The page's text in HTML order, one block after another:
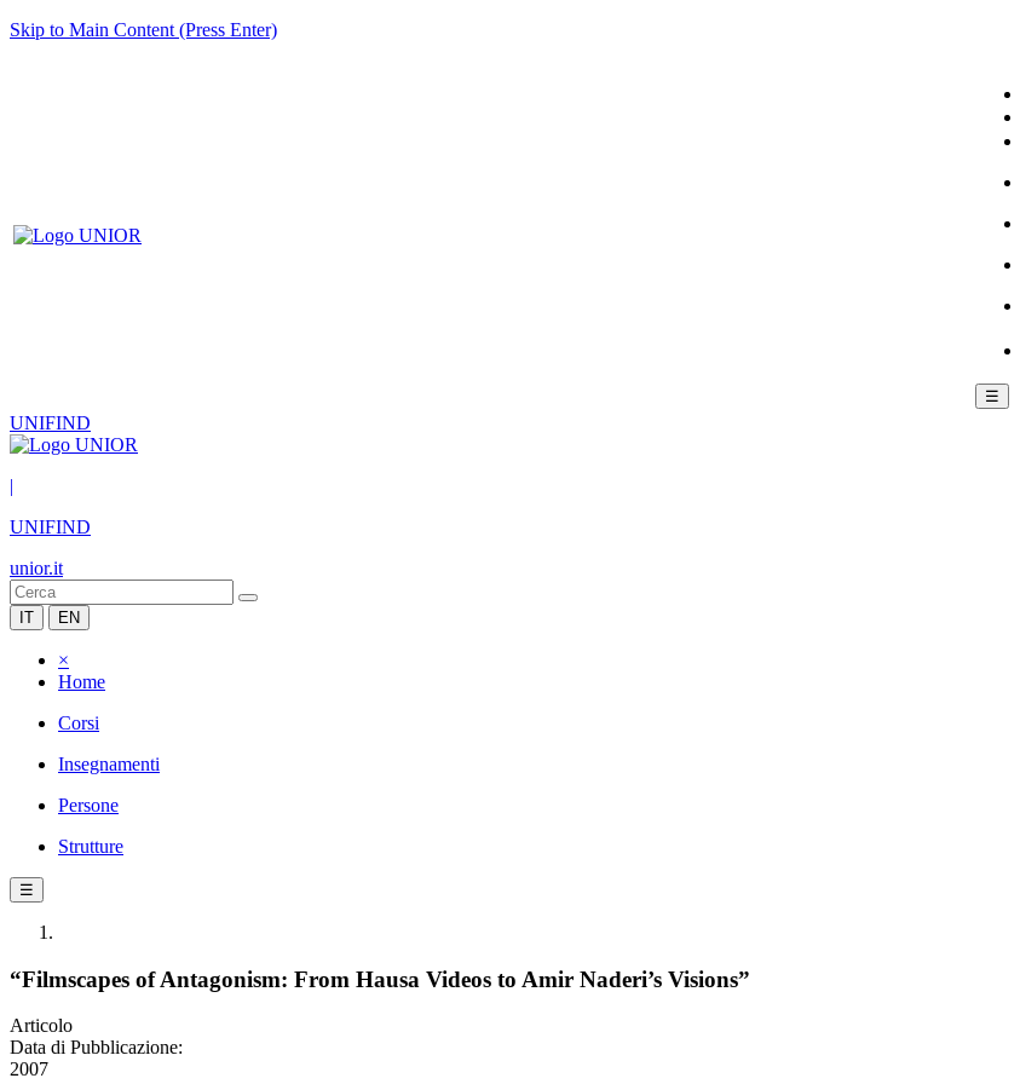
Skip to Main Content (Press Enter)
☰
UNIFIND
|
UNIFIND
unior.it
IT EN
×
Home
Corsi
Insegnamenti
Persone
Strutture
☰
“Filmscapes of Antagonism: From Hausa Videos to Amir Naderi’s Visions”
Articolo
Data di Pubblicazione:
2007